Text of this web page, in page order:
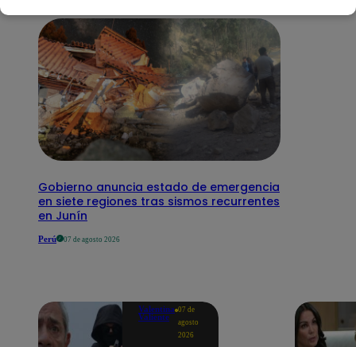
Gobierno anuncia estado de emergencia
en siete regiones tras sismos recurrentes
en Junín
Perú 07 de agosto 2026
Valentina
Valiente
07 de
agosto
2026